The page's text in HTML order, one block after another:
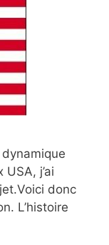
j’ai
donc
L’histoire